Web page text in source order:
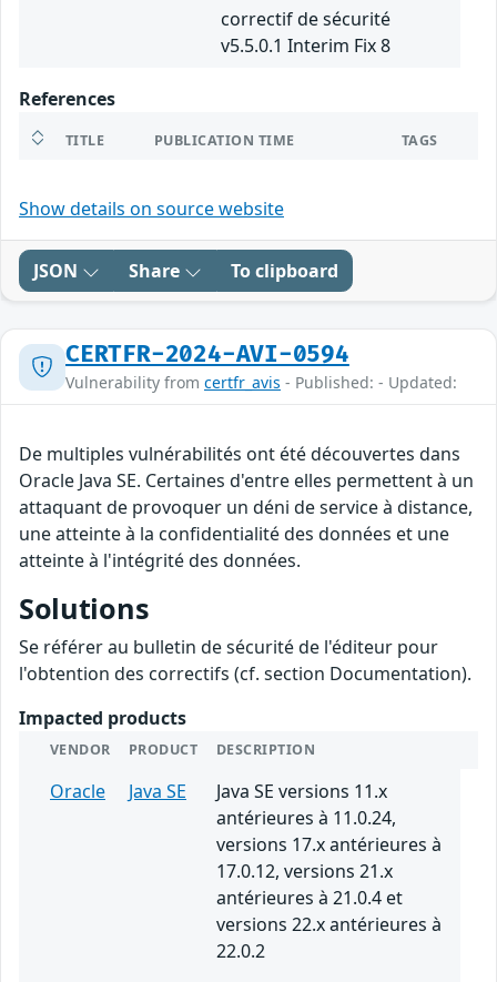
correctif de sécurité
v5.5.0.1 Interim Fix 8
References
TITLE PUBLICATION TIME TAGS
Show details on source website
JSON Share To clipboard
CERTFR-2024-AVI-0594
Vulnerability from certfr_avis - Published: - Updated:
De multiples vulnérabilités ont été découvertes dans
Oracle Java SE. Certaines d'entre elles permettent à un
attaquant de provoquer un déni de service à distance,
une atteinte à la confidentialité des données et une
atteinte à l'intégrité des données.
Solutions
Se référer au bulletin de sécurité de l'éditeur pour
l'obtention des correctifs (cf. section Documentation).
Impacted products
VENDOR PRODUCT DESCRIPTION
Oracle Java SE
Java SE versions 11.x
antérieures à 11.0.24,
versions 17.x antérieures à
17.0.12, versions 21.x
antérieures à 21.0.4 et
versions 22.x antérieures à
22.0.2